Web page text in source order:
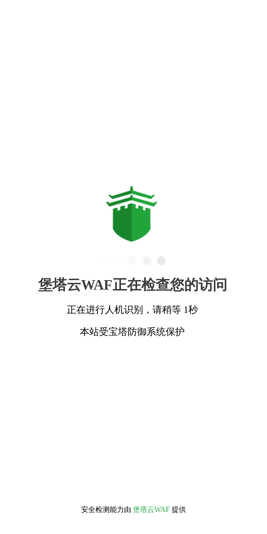
堡塔云WAF正在检查您的访问
正在进行人机识别，请稍等 1秒
本站受宝塔防御系统保护
安全检测能力由 堡塔云WAF 提供